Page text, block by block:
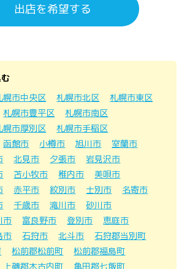
出店を希望する
幌市中央区 札幌市北区
札幌市東区
札幌市豊平区
札幌市南区
幌市厚別区
札幌市手稲区
函館市 小樽市 旭川市
室蘭市
北見市 夕張市
岩見沢市
苫小牧市 稚内市
美唄市
赤平市 紋別市 士別市
名寄市
千歳市 滝川市
砂川市
市 富良野市 登別市
恵庭市
市 石狩市 北斗市
石狩郡当別町
松前郡松前町
松前郡福島町
上磯郡木古内町
亀田郡七飯町